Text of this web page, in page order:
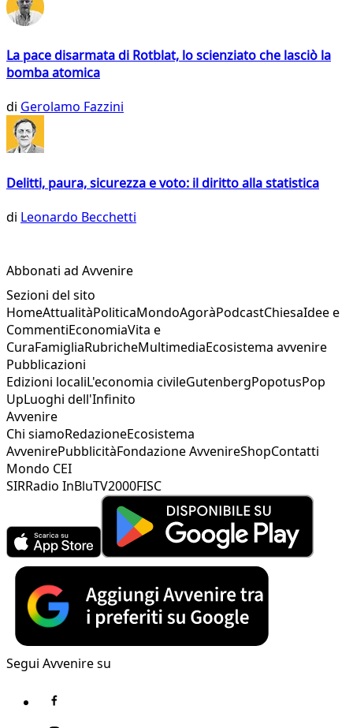
La pace disarmata di Rotblat, lo scienziato che lasciò la
bomba atomica
di Gerolamo Fazzini
Delitti, paura, sicurezza e voto: il diritto alla statistica
di Leonardo Becchetti
Abbonati ad Avvenire
Sezioni del sito
HomeAttualitàPoliticaMondoAgoràPodcastChiesaIdee e
CommentiEconomiaVita e
CuraFamigliaRubricheMultimediaEcosistema avvenire
Pubblicazioni
Edizioni localiL'economia civileGutenbergPopotusPop
UpLuoghi dell'Infinito
Avvenire
Chi siamoRedazioneEcosistema
AvvenirePubblicitàFondazione AvvenireShopContatti
Mondo CEI
SIRRadio InBluTV2000FISC
Segui Avvenire su